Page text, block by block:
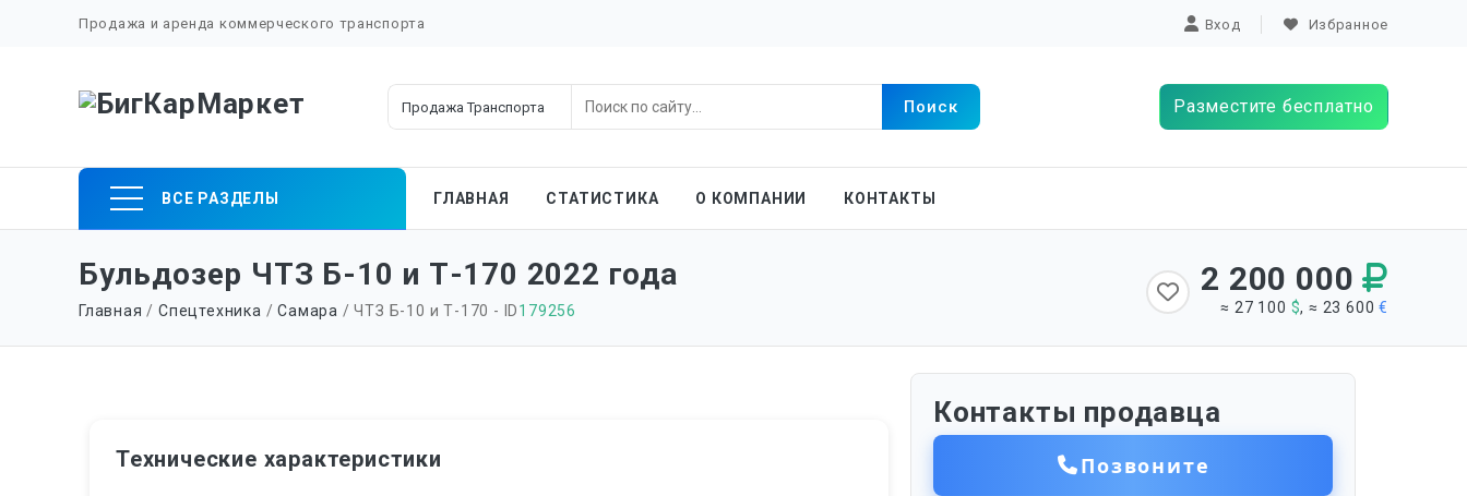
Продажа и аренда коммерческого транспорта Вход Избранное
Разместите бесплатно
ВСЕ РАЗДЕЛЫ
content
ГЛАВНАЯ СТАТИСТИКА О КОМПАНИИ КОНТАКТЫ
Бульдозер ЧТЗ Б-10 и Т-170 2022 года
Главная /Спецтехника /Самара / ЧТЗ Б-10 и Т-170 - ID179256
2 200 000
≈ 27 100 $, ≈ 23 600€
Технические характеристики
Контакты продавца
Позвоните